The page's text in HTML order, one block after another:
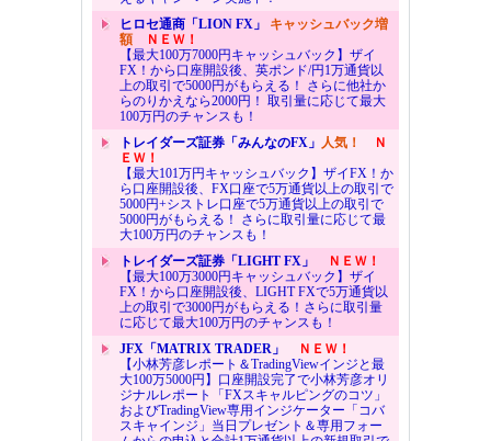
ヒロセ通商「LION FX」 キャッシュバック増
額ＮＥＷ！
【最大100万7000円キャッシュバック】ザイ
FX！から口座開設後、英ポンド/円1万通貨以
上の取引で5000円がもらえる！ さらに他社か
らのりかえなら2000円！ 取引量に応じて最大
100万円のチャンスも！
トレイダーズ証券「みんなのFX」 人気！
Ｎ
ＥＷ！
【最大101万円キャッシュバック】ザイFX！か
ら口座開設後、FX口座で5万通貨以上の取引で
5000円+シストレ口座で5万通貨以上の取引で
5000円がもらえる！ さらに取引量に応じて最
大100万円のチャンスも！
トレイダーズ証券「LIGHT FX」
ＮＥＷ！
【最大100万3000円キャッシュバック】ザイ
FX！から口座開設後、LIGHT FXで5万通貨以
上の取引で3000円がもらえる！さらに取引量
に応じて最大100万円のチャンスも！
JFX「MATRIX TRADER」
ＮＥＷ！
【小林芳彦レポート＆TradingViewインジと最
大100万5000円】口座開設完了で小林芳彦オリ
ジナルレポート「FXスキャルピングのコツ」
およびTradingView専用インジケーター「コバ
スキャインジ」当日プレゼント＆専用フォー